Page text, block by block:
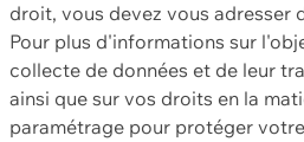
droit, vous devez vous adresser
Pour plus d'informations sur
collecte de données et de leur
ainsi que sur vos droits en la
paramétrage pour protéger